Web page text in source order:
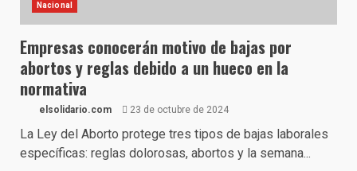
Nacional
Empresas conocerán motivo de bajas por
abortos y reglas debido a un hueco en la
normativa
elsolidario.com 23 de octubre de 2024
La Ley del Aborto protege tres tipos de bajas laborales
específicas: reglas dolorosas, abortos y la semana...